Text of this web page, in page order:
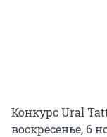
Конкурс Ural
воскресенье, 6